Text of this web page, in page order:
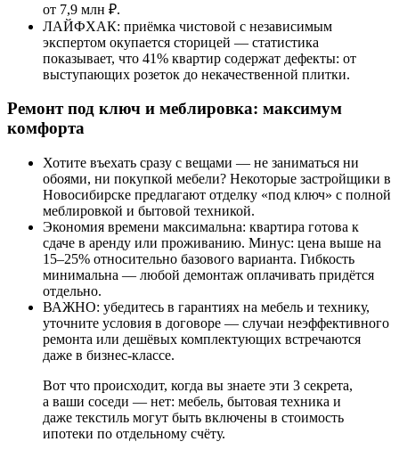
от 7,9 млн ₽.
ЛАЙФХАК: приёмка чистовой с независимым
экспертом окупается сторицей — статистика
показывает, что 41% квартир содержат дефекты: от
выступающих розеток до некачественной плитки.
Ремонт под ключ и меблировка: максимум
комфорта
Хотите въехать сразу с вещами — не заниматься ни
обоями, ни покупкой мебели? Некоторые застройщики в
Новосибирске предлагают отделку «под ключ» с полной
меблировкой и бытовой техникой.
Экономия времени максимальна: квартира готова к
сдаче в аренду или проживанию. Минус: цена выше на
15–25% относительно базового варианта. Гибкость
минимальна — любой демонтаж оплачивать придётся
отдельно.
ВАЖНО: убедитесь в гарантиях на мебель и технику,
уточните условия в договоре — случаи неэффективного
ремонта или дешёвых комплектующих встречаются
даже в бизнес-классе.
Вот что происходит, когда вы знаете эти 3 секрета,
а ваши соседи — нет: мебель, бытовая техника и
даже текстиль могут быть включены в стоимость
ипотеки по отдельному счёту.